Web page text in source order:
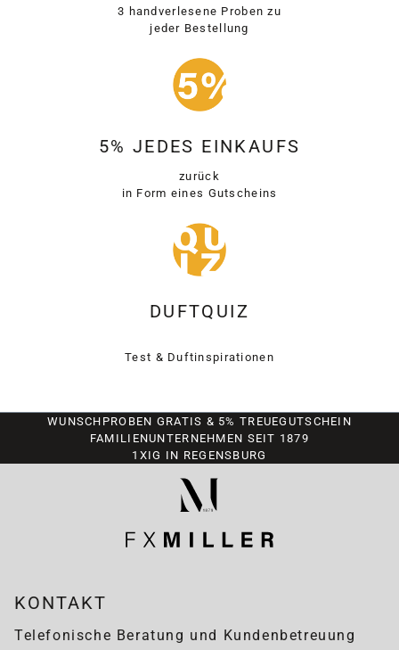
3 handverlesene Proben zu
jeder Bestellung
5% JEDES EINKAUFS
zurück
in Form eines Gutscheins
DUFTQUIZ
Test & Duftinspirationen
WUNSCHPROBEN GRATIS & 5% TREUEGUTSCHEIN
FAMILIENUNTERNEHMEN SEIT 1879
1XIG IN REGENSBURG
KONTAKT
Telefonische Beratung und Kundenbetreuung